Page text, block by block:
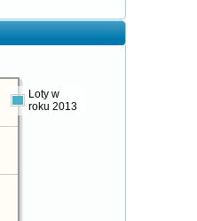
Loty w
roku 2013